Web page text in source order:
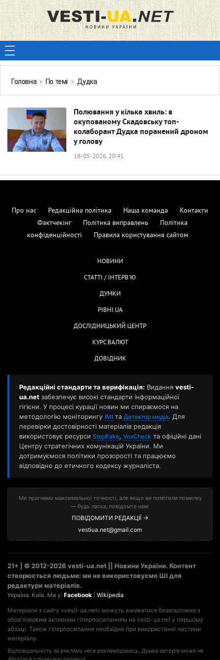
Головна » По темі » Дудка
Полювання у кілька хвиль: в
окупованому Скадовську топ-
колаборант Дудка поранений дроном
у голову
18-05-2026, 20:41
Про нас Редакційна політика Наша команда
Контакти
Фактчекінг
Політика виправлень
Політика
конфіденційності
Правила користування сайтом
НОВИНИ
СТАТТІ / ІНТЕРВ'Ю
ДУМКИ
РІВНІ.UA
ДОСЛІДНИЦЬКИЙ ЦЕНТР
КУРС ВАЛЮТ
ДОВІДНИК
Редакційні стандарти та верифікація: Видання vesti-
ua.net забезпечує високі стандарти інформаційної
гігієни. У процесі курації новин ми спираємося на
методологію моніторингу ІМІ та Детектор медіа. Для
перевірки достовірності матеріалів редакція
використовує ресурси StopFake, VoxCheck та офіційні дані
Центру стратегічних комунікацій України. Ми
дотримуємося політики прозорості та працюємо
відповідно до етичного кодексу журналіста.
Ми прагнемо максимальної точності, але якщо ви помітили помилку
— будь ласка, повідомте нам:
ПОВІДОМИТИ РЕДАКЦІЇ →
vestiua.net@gmail.com
21+ | © 2012-2026 vesti-ua.net || Новини України. Контент
створюється людьми: ми не використовуємо ШІ для
редактури матеріалів.
Україна. Київ. Ми у: Facebook Wikipedia
Матеріали з сайту «vesti-ua.net» можуть вживатися безкоштовно з
обов'язковим активним гіперпосиланням на vesti-ua.net у першому
абзаці. Також гіперпосилання необхідне при використанні частини
матеріалу.
Відповідальність за рекламу несе рекламодавець. Думка авторів може не